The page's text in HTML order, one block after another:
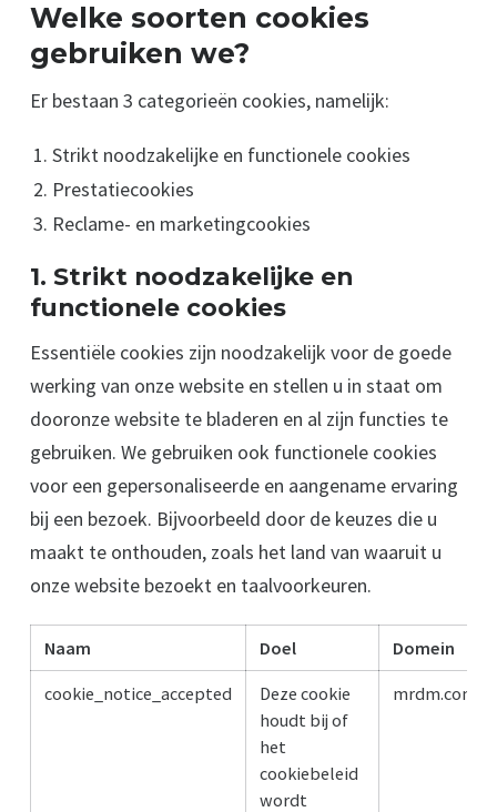
Welke soorten cookies
gebruiken we?
Er bestaan 3 categorieën cookies, namelijk:
Strikt noodzakelijke en functionele cookies
Prestatiecookies
Reclame- en marketingcookies
1. Strikt noodzakelijke en
functionele cookies
Essentiële cookies zijn noodzakelijk voor de goede
werking van onze website en stellen u in staat om
dooronze website te bladeren en al zijn functies te
gebruiken. We gebruiken ook functionele cookies
voor een gepersonaliseerde en aangename ervaring
bij een bezoek. Bijvoorbeeld door de keuzes die u
maakt te onthouden, zoals het land van waaruit u
onze website bezoekt en taalvoorkeuren.
Naam Doel Domein
cookie_notice_accepted
Deze cookie
houdt bij of
het
cookiebeleid
wordt
mrdm.com